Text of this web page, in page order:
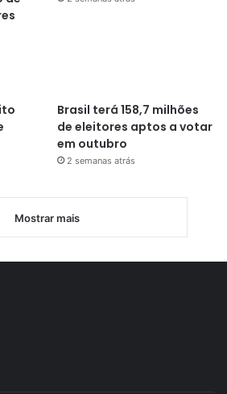
Brasil terá 158,7 milhões
de eleitores aptos a votar
em outubro
2 semanas atrás
Mostrar mais